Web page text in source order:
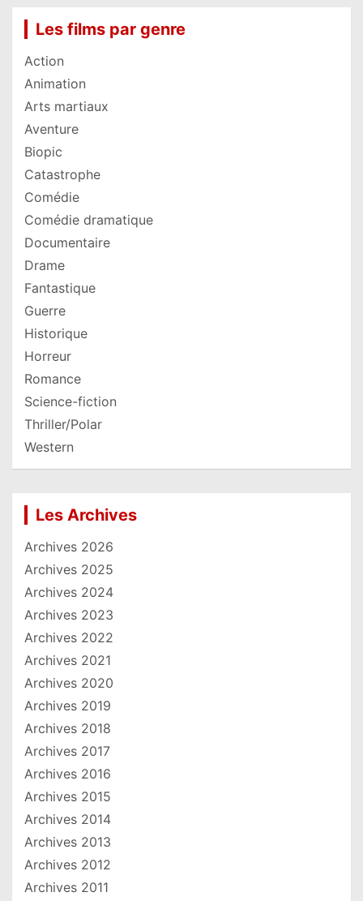
Les films par genre
Action
Animation
Arts martiaux
Aventure
Biopic
Catastrophe
Comédie
Comédie dramatique
Documentaire
Drame
Fantastique
Guerre
Historique
Horreur
Romance
Science-fiction
Thriller/Polar
Western
Les Archives
Archives 2026
Archives 2025
Archives 2024
Archives 2023
Archives 2022
Archives 2021
Archives 2020
Archives 2019
Archives 2018
Archives 2017
Archives 2016
Archives 2015
Archives 2014
Archives 2013
Archives 2012
Archives 2011